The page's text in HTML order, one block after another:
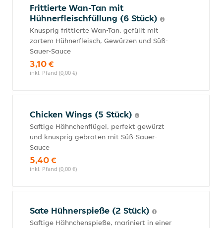
Frittierte Wan-Tan mit
Hühnerfleischfüllung (6 Stück)
Knusprig frittierte Wan-Tan, gefüllt mit
zartem Hühnerfleisch, Gewürzen und Süß-
Sauer-Sauce
3,10 €
inkl. Pfand (0,00 €)
Chicken Wings (5 Stück)
Saftige Hähnchenflügel, perfekt gewürzt
und knusprig gebraten mit Süß-Sauer-
Sauce
5,40 €
inkl. Pfand (0,00 €)
Sate Hühnerspieße (2 Stück)
Saftige Hähnchenspieße, mariniert in einer